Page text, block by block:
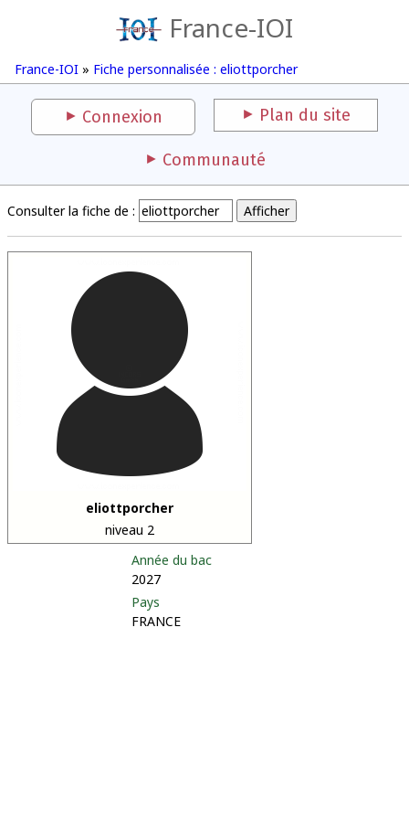
France-IOI
France-IOI » Fiche personnalisée : eliottporcher
Connexion Plan du site
Communauté
Consulter la fiche de :
eliottporcher
niveau 2
Année du bac
2027
Pays
FRANCE